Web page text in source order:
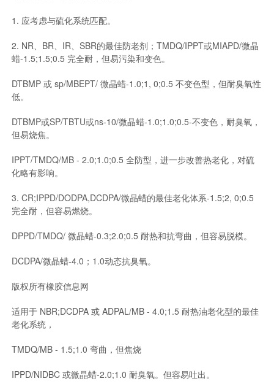
1. 应考虑与硫化系统匹配。
2. NR、BR、IR、SBR的最佳防老剂；TMDQ/IPPT或MIAPD/微晶
蜡-1.5;1.5;0.5 完全耐，但易污染和变色。
DTBMP 或 sp/MBEPT/ 微晶蜡-1.0;1, 0;0.5 不变色型，但耐臭氧性
低。
DTBMP或SP/TBTU或ns-10/微晶蜡-1.0;1.0;0.5-不变色，耐臭氧，
但易烧焦。
IPPT/TMDQ/MB - 2.0;1.0;0.5 全防型，进一步改善热老化，对硫
化略有影响。
3. CR;IPPD/DODPA,DCDPA/微晶蜡的最佳老化体系-1.5;2, 0;0.5
完全耐，但容易燃烧。
DPPD/TMDQ/ 微晶蜡-0.3;2.0;0.5 耐热和抗弯曲，但容易脱模。
DCDPA/微晶蜡-4.0；1.0动态抗臭氧。
版权所有橡胶信息网
适用于 NBR;DCDPA 或 ADPAL/MB - 4.0;1.5 耐热油老化型的最佳
老化系统，
TMDQ/MB - 1.5;1.0 弯曲，但焦烧
IPPD/NIDBC 或微晶蜡-2.0;1.0 耐臭氧。但容易吐出。